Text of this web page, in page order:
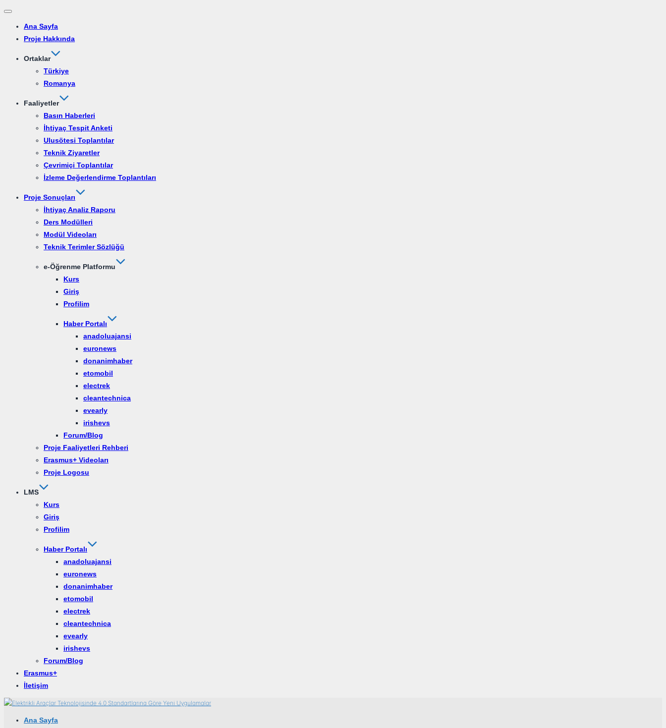
aç/kapatAna Sayfa
Proje Hakkında
Ortaklar
Türkiye
Romanya
Faaliyetler
Basın Haberleri
İhtiyaç Tespit Anketi
Ulusötesi Toplantılar
Teknik Ziyaretler
Çevrimiçi Toplantılar
İzleme Değerlendirme Toplantıları
Proje Sonuçları
İhtiyaç Analiz Raporu
Ders Modülleri
Modül Videoları
Teknik Terimler Sözlüğü
e-Öğrenme Platformu
Kurs
Giriş
Profilim
Haber Portalı
anadoluajansi
euronews
donanimhaber
etomobil
electrek
cleantechnica
evearly
irishevs
Forum/Blog
Proje Faaliyetleri Rehberi
Erasmus+ Videoları
Proje Logosu
LMS
Kurs
Giriş
Profilim
Haber Portalı
anadoluajansi
euronews
donanimhaber
etomobil
electrek
cleantechnica
evearly
irishevs
Forum/Blog
Erasmus+
İletişim
İçeriğe
Ana Sayfa